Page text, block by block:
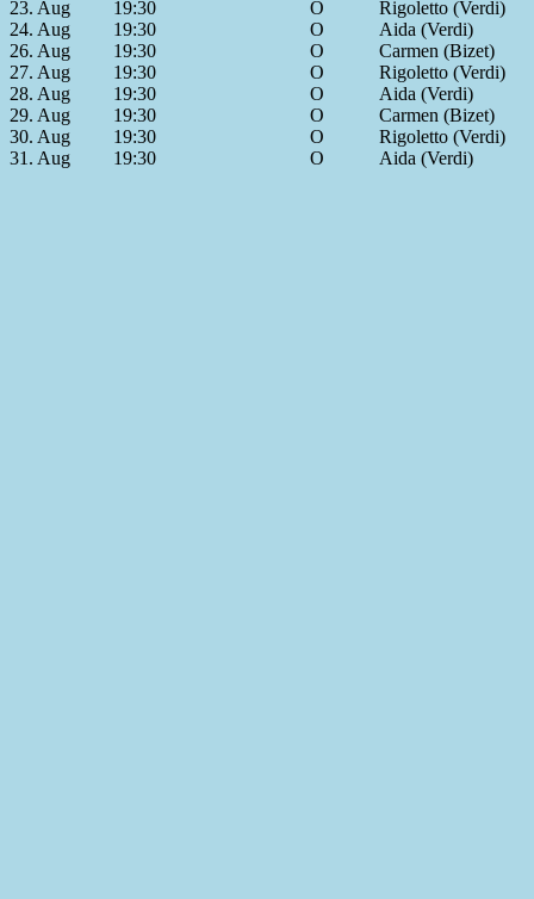
23. Aug
19:30 O
Rigoletto (Verdi)
24. Aug
19:30 O
Aida (Verdi)
26. Aug
19:30 O
Carmen (Bizet)
27. Aug
19:30 O
Rigoletto (Verdi)
28. Aug
19:30 O
Aida (Verdi)
29. Aug
19:30 O
Carmen (Bizet)
30. Aug
19:30 O
Rigoletto (Verdi)
31. Aug
19:30 O Aida (Verdi)